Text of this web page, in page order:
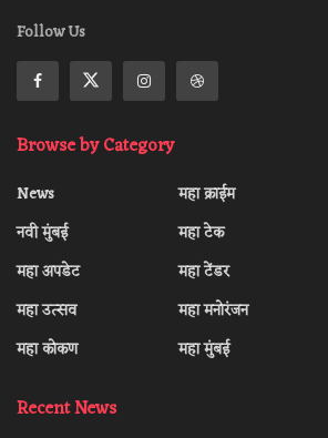
Follow Us
Browse by Category
News
नवी मुंबई
महा अपडेट
महा उत्सव
महा कोकण
महा क्राईम
महा टेक
महा टेंडर
महा मनोरंजन
महा मुंबई
Recent News